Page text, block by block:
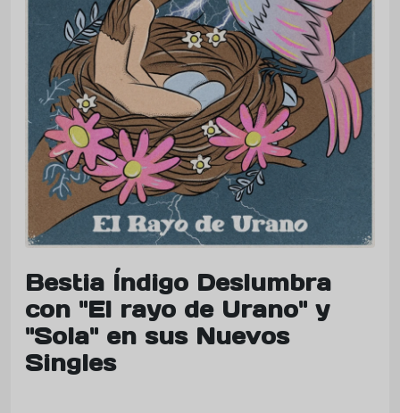
Bestia Índigo Deslumbra
con "El rayo de Urano" y
"Sola" en sus Nuevos
Singles